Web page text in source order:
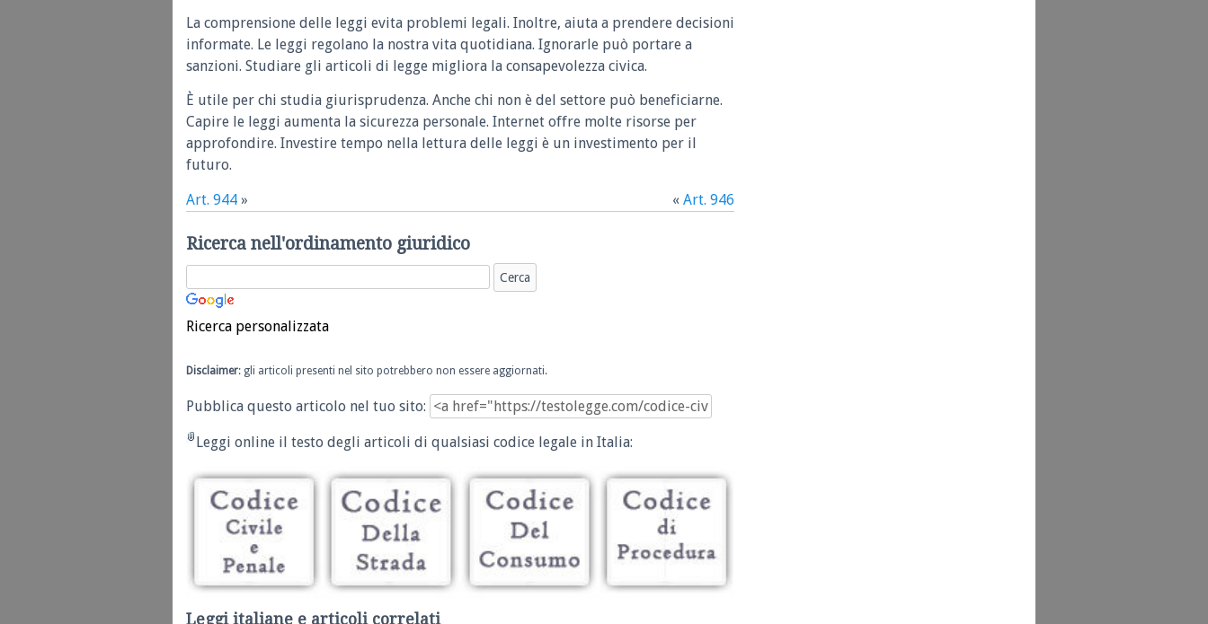
La comprensione delle leggi evita problemi legali. Inoltre, aiuta a prendere decisioni
informate. Le leggi regolano la nostra vita quotidiana. Ignorarle può portare a
sanzioni. Studiare gli articoli di legge migliora la consapevolezza civica.
È utile per chi studia giurisprudenza. Anche chi non è del settore può beneficiarne.
Capire le leggi aumenta la sicurezza personale. Internet offre molte risorse per
approfondire. Investire tempo nella lettura delle leggi è un investimento per il
futuro.
Art. 944 » « Art. 946
Ricerca nell'ordinamento giuridico
Ricerca personalizzata
Disclaimer: gli articoli presenti nel sito potrebbero non essere aggiornati.
Pubblica questo articolo nel tuo sito:
Leggi online il testo degli articoli di qualsiasi codice legale in Italia:
Leggi italiane e articoli correlati